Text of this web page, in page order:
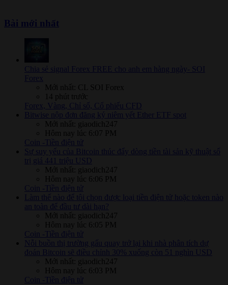
Bài mới nhất
Chia sẻ signal Forex FREE cho anh em hàng ngày- SOI
Forex
Mới nhất: CL SOI Forex
14 phút trước
Forex, Vàng, Chỉ số, Cổ phiếu CFD
Bitwise nộp đơn đăng ký niêm yết Ether ETF spot
Mới nhất: giaodich247
Hôm nay lúc 6:07 PM
Coin -Tiền điện tử
Sự suy yếu của Bitcoin thúc đẩy dòng tiền tài sản kỹ thuật số
trị giá 441 triệu USD
Mới nhất: giaodich247
Hôm nay lúc 6:06 PM
Coin -Tiền điện tử
Làm thế nào để tôi chọn được loại tiền điện tử hoặc token nào
an toàn để đầu tư dài hạn?
Mới nhất: giaodich247
Hôm nay lúc 6:05 PM
Coin -Tiền điện tử
Nỗi buồn thị trường gấu quay trở lại khi nhà phân tích dự
đoán Bitcoin sẽ điều chỉnh 30% xuống còn 51 nghìn USD
Mới nhất: giaodich247
Hôm nay lúc 6:03 PM
Coin -Tiền điện tử